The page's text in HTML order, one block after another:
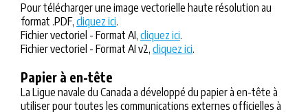
Pour télécharger une image vectorielle haute résolution au
format .PDF, cliquez ici.
Fichier vectoriel - Format AI, cliquez ici.
Fichier vectoriel - Format AI v2, cliquez ici.
Papier à en-tête
La Ligue navale du Canada a développé du papier à en-tête à
utiliser pour toutes les communications externes officielles à